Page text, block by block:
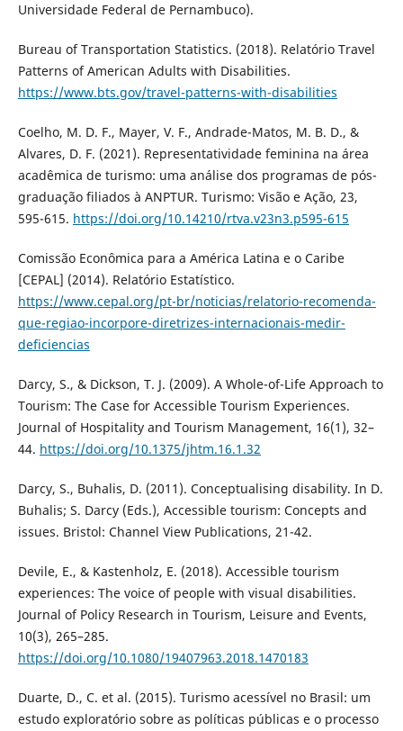
Universidade Federal de Pernambuco).
Bureau of Transportation Statistics. (2018). Relatório Travel
Patterns of American Adults with Disabilities.
https://www.bts.gov/travel-patterns-with-disabilities
Coelho, M. D. F., Mayer, V. F., Andrade-Matos, M. B. D., &
Alvares, D. F. (2021). Representatividade feminina na área
acadêmica de turismo: uma análise dos programas de pós-
graduação filiados à ANPTUR. Turismo: Visão e Ação, 23,
595-615. https://doi.org/10.14210/rtva.v23n3.p595-615
Comissão Econômica para a América Latina e o Caribe
[CEPAL] (2014). Relatório Estatístico.
https://www.cepal.org/pt-br/noticias/relatorio-recomenda-
que-regiao-incorpore-diretrizes-internacionais-medir-
deficiencias
Darcy, S., & Dickson, T. J. (2009). A Whole-of-Life Approach to
Tourism: The Case for Accessible Tourism Experiences.
Journal of Hospitality and Tourism Management, 16(1), 32–
44. https://doi.org/10.1375/jhtm.16.1.32
Darcy, S., Buhalis, D. (2011). Conceptualising disability. In D.
Buhalis; S. Darcy (Eds.), Accessible tourism: Concepts and
issues. Bristol: Channel View Publications, 21-42.
Devile, E., & Kastenholz, E. (2018). Accessible tourism
experiences: The voice of people with visual disabilities.
Journal of Policy Research in Tourism, Leisure and Events,
10(3), 265–285.
https://doi.org/10.1080/19407963.2018.1470183
Duarte, D., C. et al. (2015). Turismo acessível no Brasil: um
estudo exploratório sobre as políticas públicas e o processo